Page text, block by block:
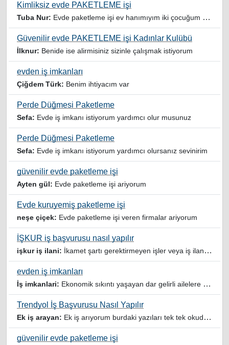
Kimliksiz evde PAKETLEME işi
Tuba Nur: Evde paketleme işi ev hanımıyım iki çocuğum var yardımcı olursanız sevinirim
Güvenilir evde PAKETLEME işi Kadınlar Kulübü
İlknur: Benide ise alirmisiniz sizinle çalışmak istiyorum
evden iş imkanları
Çiğdem Türk: Benim ihtiyacım var
Perde Düğmesi Paketleme
Sefa: Evde iş imkanı istiyorum yardımcı olur musunuz
Perde Düğmesi Paketleme
Sefa: Evde iş imkanı istiyorum yardımcı olursanız sevinirim
güvenilir evde paketleme işi
Ayten gül: Evde paketleme işi ariyorum
Evde kuruyemiş paketleme işi
neşe çiçek: Evde paketleme işi veren firmalar ariyorum
İŞKUR iş başvurusu nasıl yapılır
işkur iş ilani: İkamet şartı gerektirmeyen işler veya iş ilanlari da listelensin. Arama sonucuna işverenin tercih ettiği ikamet illeri de eklense olmazmi
evden iş imkanları
İş imkanlari: Ekonomik sıkıntı yaşayan dar gelirli ailelere özellikle evde iş imkanı sağlayan bu durumdan istifade eden ev hanımlarına büyük bir nimet çalışmak ev Ekonomisine benim gibi destek olmak isteyenler sağlam güvenilir sitelere rağbet etsin her ilan yada reklam doğru adres olmayabiliyor arkadaşlar, bu alanda bize yol gösteren yardımcı olan doğru şekilde yönlendiren sayfaya teşekkür ederim elinize emeklerine sağlık
Trendyol İş Başvurusu Nasıl Yapılır
Ek iş arayan: Ek iş arıyorum burdaki yazıları tek tek okudum faydalı iş imkanları var tsk let
güvenilir evde paketleme işi